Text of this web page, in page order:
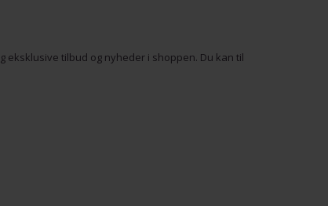
eksklusive tilbud og nyheder i shoppen. Du kan til